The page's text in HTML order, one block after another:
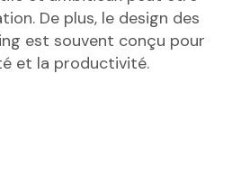
De plus, le design des
est souvent conçu pour
et la productivité.